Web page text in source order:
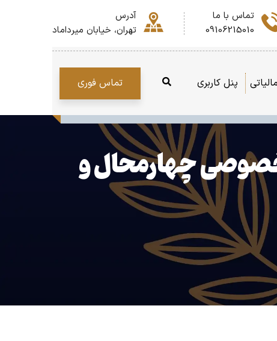
تماس با ما
09106215010
آدرس
تهران، خیابان میرداماد
پنل کاربری تماس فوری
بخش خصوصی چهارمحال و